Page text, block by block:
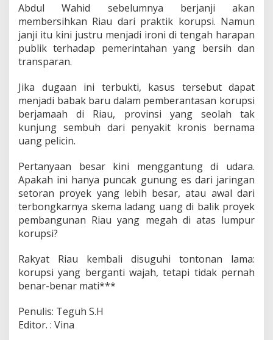
Abdul Wahid sebelumnya berjanji akan
membersihkan Riau dari praktik korupsi. Namun
janji itu kini justru menjadi ironi di tengah harapan
publik terhadap pemerintahan yang bersih dan
transparan.
Jika dugaan ini terbukti, kasus tersebut dapat
menjadi babak baru dalam pemberantasan korupsi
berjamaah di Riau, provinsi yang seolah tak
kunjung sembuh dari penyakit kronis bernama
uang pelicin.
Pertanyaan besar kini menggantung di udara.
Apakah ini hanya puncak gunung es dari jaringan
setoran proyek yang lebih besar, atau awal dari
terbongkarnya skema ladang uang di balik proyek
pembangunan Riau yang megah di atas lumpur
korupsi?
Rakyat Riau kembali disuguhi tontonan lama:
korupsi yang berganti wajah, tetapi tidak pernah
benar-benar mati***
Penulis: Teguh S.H
Editor. : Vina